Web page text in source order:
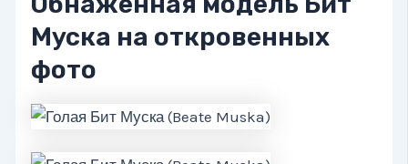
Муска на откровенных
фото